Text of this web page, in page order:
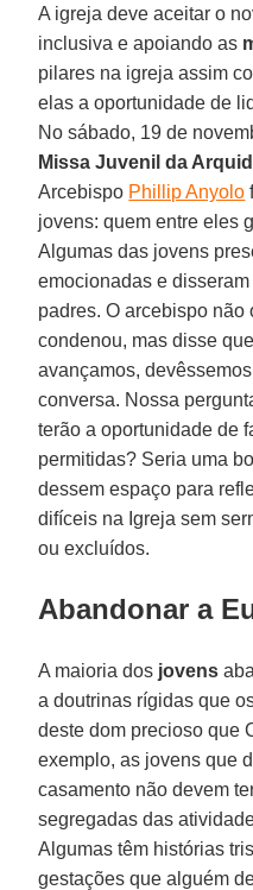
A igreja deve aceitar o
inclusiva e apoiando as
pilares na igreja assim
elas a oportunidade de
No sábado, 19 de
Missa Juvenil da
Arcebispo Phillip Anyolo
jovens: quem entre eles
Algumas das jovens
emocionadas e
padres. O arcebispo não
condenou, mas disse
avançamos,
conversa. Nossa
terão a oportunidade de
permitidas? Seria uma
dessem espaço para
difíceis na Igreja sem
ou excluídos.
Abandonar a
A maioria dos jovens
a doutrinas rígidas que
deste dom precioso que
exemplo, as jovens que
casamento não devem
segregadas das
Algumas têm histórias
gestações que alguém